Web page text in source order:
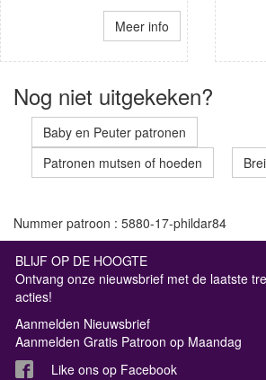
Meer info
Nog niet uitgekeken?
Baby en Peuter patronen
Patronen mutsen of hoeden
Nummer patroon : 5880-17-phildar84
BLIJF OP DE HOOGTE
Ontvang onze nieuwsbrief met de laatste
acties!
Aanmelden Nieuwsbrief
Aanmelden Gratis Patroon op Maandag
Like ons op Facebook